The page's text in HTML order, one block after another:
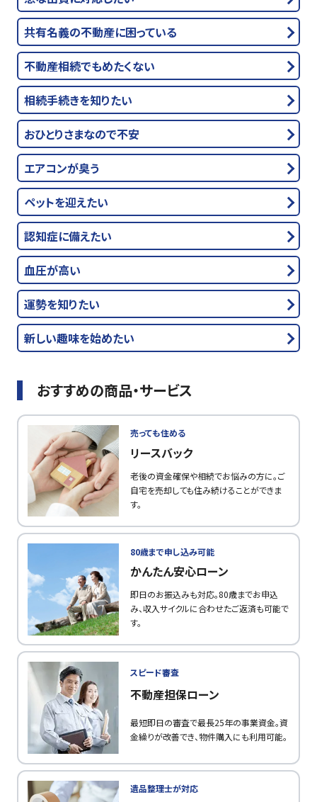
共有名義の不動産に困っている
不動産相続でもめたくない
相続手続きを知りたい
おひとりさまなので不安
エアコンが臭う
ペットを迎えたい
認知症に備えたい
血圧が高い
運勢を知りたい
新しい趣味を始めたい
おすすめの商品・サービス
売っても住める
リースバック
老後の資金確保や相続でお悩みの方に。ご
自宅を売却しても住み続けることができま
す。
80歳まで申し込み可能
かんたん安心ローン
即日のお振込みも対応。80歳までお申込
み、収入サイクルに合わせたご返済も可能で
す。
スピード審査
不動産担保ローン
最短即日の審査で最長25年の事業資金。資
金繰りが改善でき、物件購入にも利用可能。
遺品整理士が対応